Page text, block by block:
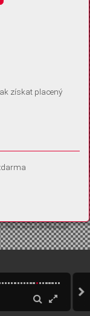
o souhlas s
a
zařízení, abychom se
upravit ve Správě
získat placený